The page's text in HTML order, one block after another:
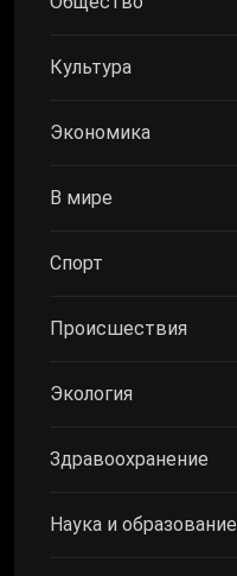
Культура
Экономика
В мире
Спорт
Происшествия
Экология
Здравоохранение
Наука и образование